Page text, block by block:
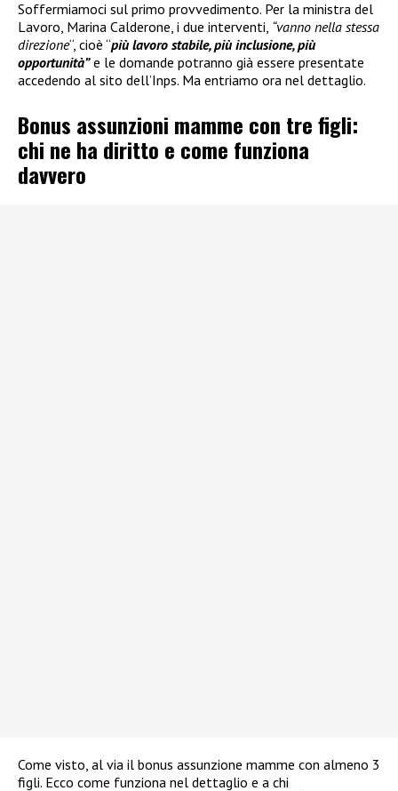
Soffermiamoci sul primo provvedimento. Per la ministra del
Lavoro, Marina Calderone, i due interventi, “vanno nella stessa
direzione“, cioè “più lavoro stabile, più inclusione, più
opportunità”e le domande potranno già essere presentate
accedendo al sito dell’Inps. Ma entriamo ora nel dettaglio.
Bonus assunzioni mamme con tre figli:
chi ne ha diritto e come funziona
davvero
Come visto, al via il bonus assunzione mamme con almeno 3
figli. Ecco come funziona nel dettaglio e a chi